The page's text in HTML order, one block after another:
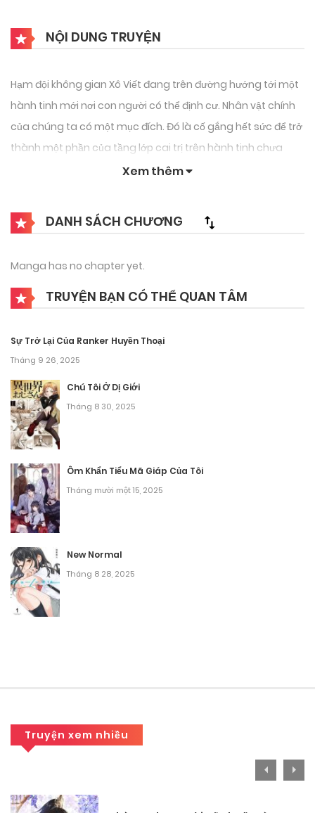
NỘI DUNG TRUYỆN
Hạm đội không gian Xô Viết đang trên đường hướng tới một
hành tinh mới nơi con người có thể định cư. Nhân vật chính
của chúng ta có một mục đích. Đó là cố gắng hết sức để trở
thành một phần của tầng lớp cai trị trên hành tinh chưa
được khai phá, trong khi những người bạn cùng trang lứa
cố đã xảy ra
Xem thêm
DANH SÁCH CHƯƠNG
Manga has no chapter yet.
TRUYỆN BẠN CÓ THỂ QUAN TÂM
Sự Trở Lại Của Ranker Huyền Thoại
Tháng 9 26, 2025
Chú Tôi Ở Dị Giới
Tháng 8 30, 2025
Ôm Khẩn Tiểu Mã Giáp Của Tôi
Tháng mười một 15, 2025
New Normal
Tháng 8 28, 2025
Truyện xem nhiều